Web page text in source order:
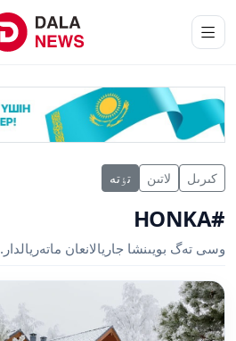
كىرىل لاتىن تٶتە
#HONKA
وسى تەگ بويىنشا جاريالانعان ماتەريالدار.